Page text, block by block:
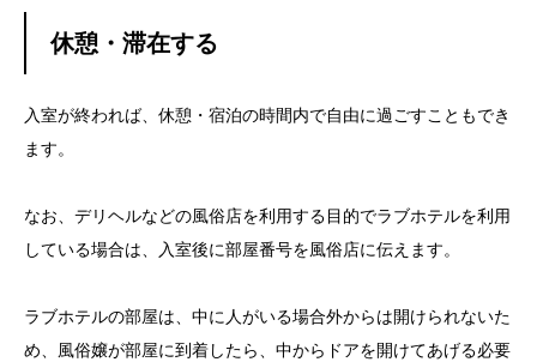
休憩・滞在する
入室が終われば、休憩・宿泊の時間内で自由に過ごすこともでき
ます。
なお、デリヘルなどの風俗店を利用する目的でラブホテルを利用
している場合は、入室後に部屋番号を風俗店に伝えます。
ラブホテルの部屋は、中に人がいる場合外からは開けられないた
め、風俗嬢が部屋に到着したら、中からドアを開けてあげる必要